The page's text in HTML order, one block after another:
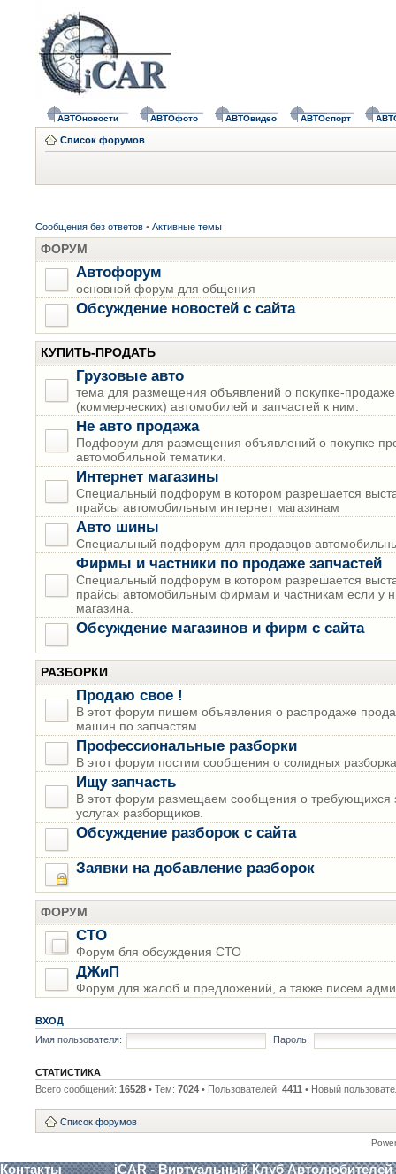
АВТОновости АВТОфото АВТОвидео АВТОспорт
Список форумов
Сообщения без ответов • Активные темы
ФОРУМ
Автофорум
основной форум для общения
Обсуждение новостей с сайта
КУПИТЬ-ПРОДАТЬ
Грузовые авто
тема для размещения объявлений о покупке-продаже
(коммерческих) автомобилей и запчастей к ним.
Не авто продажа
Подфорум для размещения объявлений о покупке
автомобильной тематики.
Интернет магазины
Специальный подфорум в котором разрешается
прайсы автомобильным интернет магазинам
Авто шины
Специальный подфорум для продавцов
Фирмы и частники по продаже запчастей
Специальный подфорум в котором разрешается
прайсы автомобильным фирмам и частникам если у
магазина.
Обсуждение магазинов и фирм с сайта
РАЗБОРКИ
Продаю свое !
В этот форум пишем объявления о распродаже
машин по запчастям.
Профессиональные разборки
В этот форум постим сообщения о солидных
Ищу запчасть
В этот форум размещаем сообщения о требующихся
услугах разборщиков.
Обсуждение разборок с сайта
Заявки на добавление разборок
ФОРУМ
СТО
Форум бля обсуждения СТО
ДЖиП
Форум для жалоб и предложений, а также писем
ВХОД
Имя пользователя:
Пароль:
СТАТИСТИКА
Всего сообщений: 16528 • Тем: 7024 • Пользователей: 4411 • Новый
Список форумов
Контакты iCAR - Виртуальный Клуб Автолюбителей